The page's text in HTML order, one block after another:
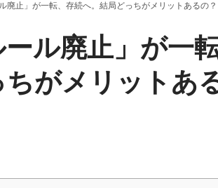
ル廃止」が一転、存続へ。結局どっちがメリットあるの？
ール廃止」が一
がメリットあ